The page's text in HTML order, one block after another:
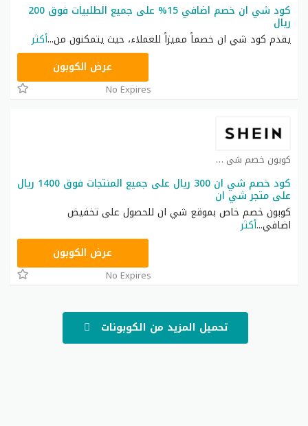
كود شي ان خصم اضافي 15% على جميع الطلبيات فوق 200
ريال
يقدم كود شي ان خصماً مميزاً للعملاء، حيث يتمكنون من...أكثر
عرض الكوبون
No Expires
كوبون خصم شي ان كوبون
كود خصم شي ان 300 ريال على جميع المنتجات فوق 1400 ريال
على متجر شي ان
كوبون خصم خاص بموقع شي ان للحصول على تخفيض
اضافي...أكثر
عرض الكوبون
No Expires
تحميل المزيد من الكوبونات